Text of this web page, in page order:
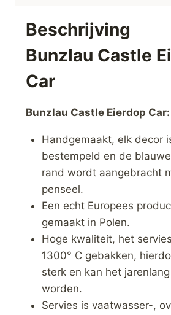
Beschrijving
Bunzlau Castle
Car
Bunzlau Castle Eierdop Car:
Handgemaakt, elk decor
bestempeld en de
rand wordt aangebracht
penseel.
Een echt Europees
gemaakt in Polen.
Hoge kwaliteit, het
1300° C gebakken,
sterk en kan het
worden.
Servies is vaatwasser-,